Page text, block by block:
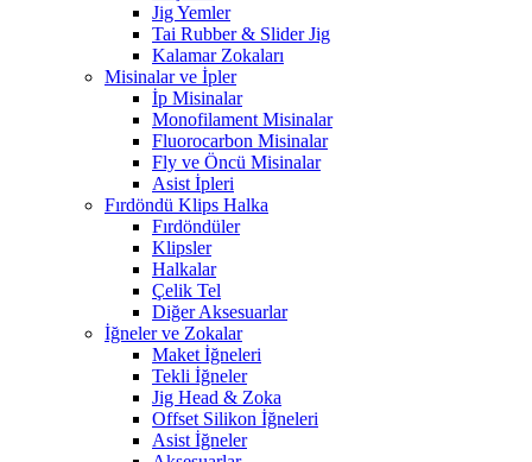
Jig Yemler
Tai Rubber & Slider Jig
Kalamar Zokaları
Misinalar ve İpler
İp Misinalar
Monofilament Misinalar
Fluorocarbon Misinalar
Fly ve Öncü Misinalar
Asist İpleri
Fırdöndü Klips Halka
Fırdöndüler
Klipsler
Halkalar
Çelik Tel
Diğer Aksesuarlar
İğneler ve Zokalar
Maket İğneleri
Tekli İğneler
Jig Head & Zoka
Offset Silikon İğneleri
Asist İğneler